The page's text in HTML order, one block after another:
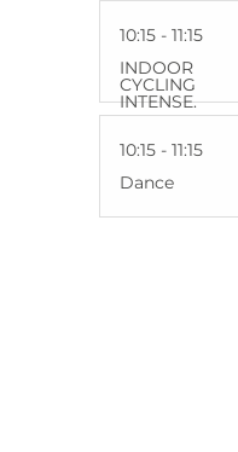
10:15 - 11:15
INDOOR
CYCLING
INTENSE.
10:15 - 11:15
Dance